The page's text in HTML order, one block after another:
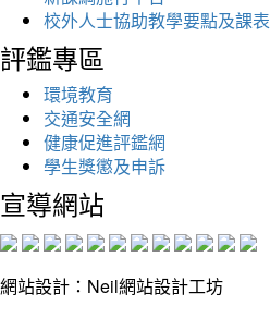
校外人士協助教學要點及課表
評鑑專區
環境教育
交通安全網
健康促進評鑑網
學生獎懲及申訴
宣導網站
網站設計：Neil網站設計工坊